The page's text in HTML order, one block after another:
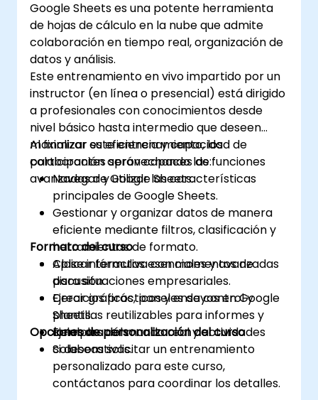
Google Sheets es una potente herramienta
de hojas de cálculo en la nube que admite
colaboración en tiempo real, organización de
datos y análisis.
Este entrenamiento en vivo impartido por un
instructor (en línea o presencial) está dirigido
a profesionales con conocimientos desde
nivel básico hasta intermedio que deseen
maximizar su eficiencia y capacidad de
colaboración aprovechando las funciones
avanzadas de Google Sheets.
Al finalizar este entrenamiento, los
participantes serán capaces de:
Navegar y utilizar las características
principales de Google Sheets.
Gestionar y organizar datos de manera
eficiente mediante filtros, clasificación y
herramientas de formato.
Aplicar fórmulas esenciales y avanzadas
para situaciones empresariales.
Crear gráficos, paneles de control y
plantillas reutilizables para informes y
colaboración.
Formato del curso
Clase interactiva con momentos de
discusión.
Ejercicios prácticos y ensayos en Google
Sheets.
Ejemplos del mundo real y actividades
colaborativas.
Opciones de personalización del curso
Si deseas solicitar un entrenamiento
personalizado para este curso,
contáctanos para coordinar los detalles.